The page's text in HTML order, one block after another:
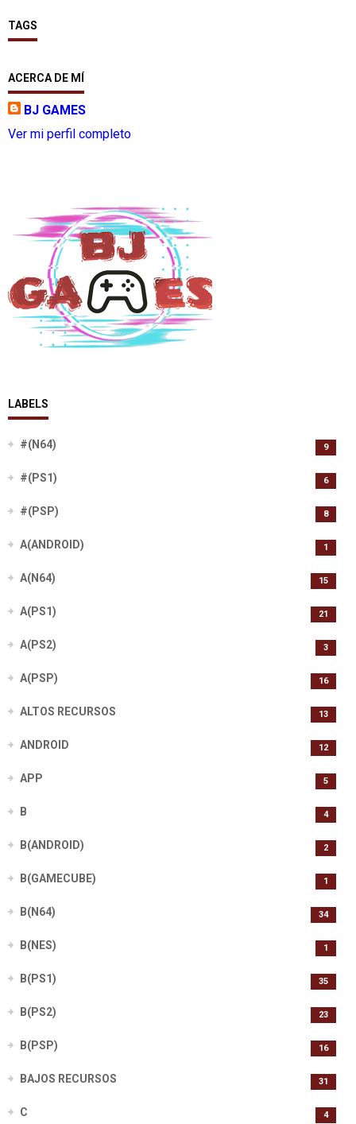
TAGS
ACERCA DE MÍ
BJ GAMES
Ver mi perfil completo
LABELS
#(N64) 9
#(PS1) 6
#(PSP) 8
A(ANDROID) 1
A(N64) 15
A(PS1) 21
A(PS2) 3
A(PSP) 16
ALTOS RECURSOS 13
ANDROID 12
APP 5
B 4
B(ANDROID) 2
B(GAMECUBE) 1
B(N64) 34
B(NES) 1
B(PS1) 35
B(PS2) 23
B(PSP) 16
BAJOS RECURSOS 31
C 4